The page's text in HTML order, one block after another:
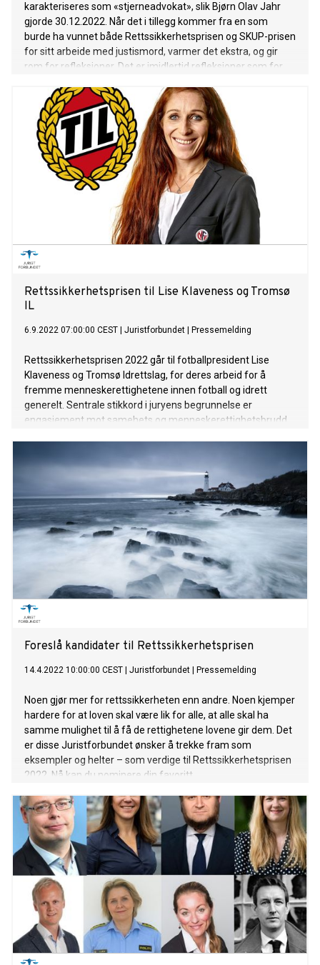
karakteriseres som «stjerneadvokat», slik Bjørn Olav Jahr
gjorde 30.12.2022. Når det i tillegg kommer fra en som
burde ha vunnet både Rettssikkerhetsprisen og SKUP-prisen
for sitt arbeide med justismord, varmer det ekstra, og gir
rom for refleksjoner. Det er imidlertid refleksjoner som for
Rettssikkerhetsprisen til Lise Klaveness og Tromsø
IL
6.9.2022 07:00:00 CEST Juristforbundet Pressemelding
Rettssikkerhetsprisen 2022 går til fotballpresident Lise
Klaveness og Tromsø Idrettslag, for deres arbeid for å
fremme menneskerettighetene innen fotball og idrett
generelt. Sentrale stikkord i juryens begrunnelse er
engasjement mot samehets og menneskerettighetsbrudd
Foreslå kandidater til Rettssikkerhetsprisen
14.4.2022 10:00:00 CEST Juristforbundet Pressemelding
Noen gjør mer for rettssikkerheten enn andre. Noen kjemper
hardere for at loven skal være lik for alle, at alle skal ha
samme mulighet til å få de rettighetene lovene gir dem. Det
er disse Juristforbundet ønsker å trekke fram som
eksempler og helter – som verdige til Rettssikkerhetsprisen
2022. Nå kan du nominere din favoritt.